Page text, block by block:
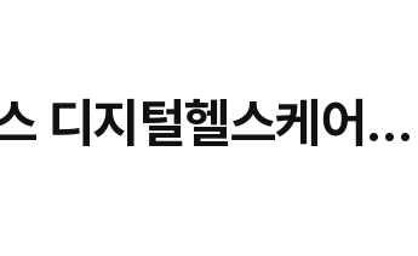
디지털헬스케어